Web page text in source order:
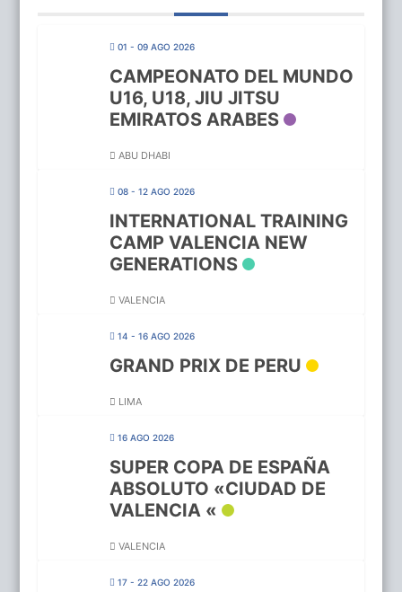
01 - 09 AGO 2026
CAMPEONATO DEL MUNDO
U16, U18, JIU JITSU
EMIRATOS ARABES
ABU DHABI
08 - 12 AGO 2026
INTERNATIONAL TRAINING
CAMP VALENCIA NEW
GENERATIONS
VALENCIA
14 - 16 AGO 2026
GRAND PRIX DE PERU
LIMA
16 AGO 2026
SUPER COPA DE ESPAÑA
ABSOLUTO «CIUDAD DE
VALENCIA «
VALENCIA
17 - 22 AGO 2026